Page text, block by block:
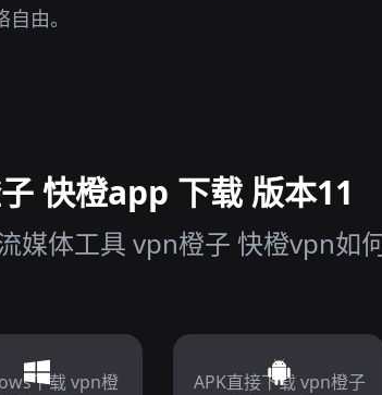
由。
快橙app 下载 版本11
媒体工具 vpn橙子 快橙vpn如
下载 vpn橙
APK直接下载 vpn橙子